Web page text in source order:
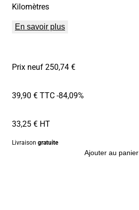
Kilomètres
En savoir plus
Prix neuf 250,74 €
39,90 € TTC-84,09%
33,25 € HT
Livraison gratuite
Ajouter au panier